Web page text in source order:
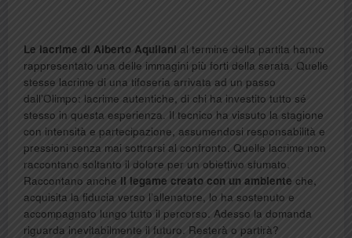
Le lacrime di Alberto Aquilani al termine della partita hanno
rappresentato una delle immagini più forti della serata. Quelle
stesse lacrime di una tifoseria arrivata ad un passo
dall’Olimpo: lacrime autentiche, di chi ha investito tutto sé
stesso in questa esperienza. Il tecnico ha vissuto la stagione
con intensità e partecipazione, assumendosi responsabilità e
pressioni senza mai sottrarsi al confronto. Quelle lacrime non
raccontano soltanto il dolore per un obiettivo sfumato.
Raccontano anche il legame creato con un ambiente che,
acquisita la fiducia verso l’allenatore, lo ha sostenuto e
accompagnato lungo tutto il percorso. Adesso la domanda
riguarda inevitabilmente il futuro. Resterà o partirà?